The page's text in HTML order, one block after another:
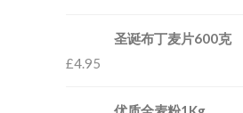
圣诞布丁麦片600克
£4.95